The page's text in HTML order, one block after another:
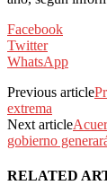
Facebook
Twitter
WhatsApp
Previous article
extrema
Next article
gobierno
RELATED